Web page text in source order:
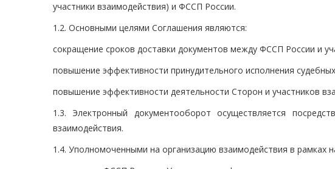
участники взаимодействия) и ФССП России.
1.2. Основными целями Соглашения являются:
сокращение сроков доставки документов между ФССП России и
повышение эффективности принудительного исполнения
повышение эффективности деятельности Сторон и участников
1.3. Электронный документооборот осуществляется
взаимодействия.
1.4. Уполномоченными на организацию взаимодействия в рамках